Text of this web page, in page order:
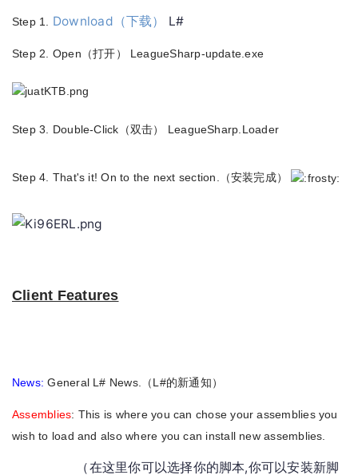
Step 1. Download（下载） L#
Step 2. Open（打开） LeagueSharp-update.exe
Step 3. Double-Click（双击） LeagueSharp.Loader
Step 4. That's it! On to the next section.（安装完成）
Client Features
News: General L# News.（L#的新通知）
Assemblies: This is where you can chose your assemblies you
wish to load and also where you can install new assemblies.
（在这里你可以选择你的脚本,你可以安装新脚